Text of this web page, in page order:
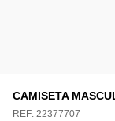
CAMISETA
REF: 22377707